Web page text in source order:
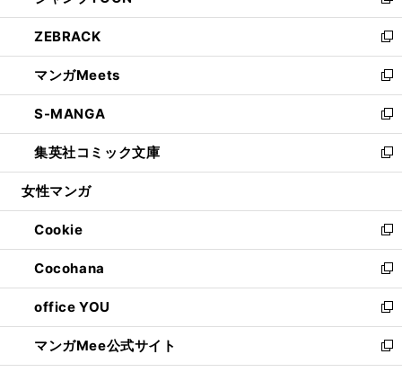
開
く
ウ
で
開
く
ン
ド
ウ
で
開
く
ウ
ィ
ン
ド
ウ
で
開
く
し
い
ウ
ィ
ン
ド
ウ
で
開
ZEBRACK
新
し
い
ウ
ィ
ン
ド
ウ
開
く
マンガMeets
新
し
い
ウ
ィ
ン
ウ
で
開
く
S-MANGA
新
し
い
ウ
ン
ド
ウ
で
開
く
集英社コミック文庫
新
し
ウ
ィ
ン
ド
ウ
で
開
く
女性マンガ
Cookie
新
し
い
ウ
ィ
ン
ド
ウ
Cocohana
新
し
い
ウ
ィ
ン
office YOU
新
し
い
ウ
マンガMee公式サイト
新
し